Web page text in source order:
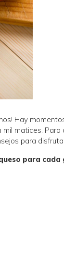
Hay
matices. Para
para
para cada